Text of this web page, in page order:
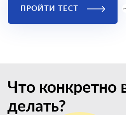
ПРОЙТИ ТЕСТ
Что конкретно
делать?